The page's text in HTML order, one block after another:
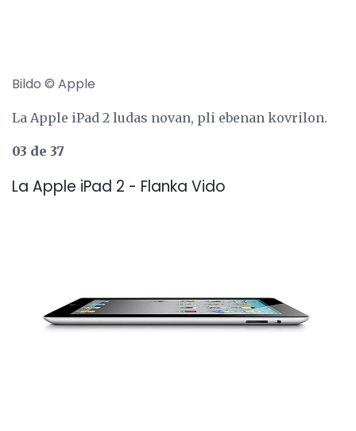
Bildo © Apple
La Apple iPad 2 ludas novan, pli ebenan kovrilon.
03 de 37
La Apple iPad 2 - Flanka Vido